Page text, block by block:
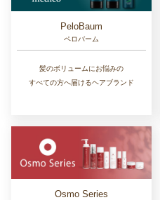
PeloBaum
ペロバーム
髪のボリュームにお悩みの
すべての方へ届けるヘアブランド
Osmo Series